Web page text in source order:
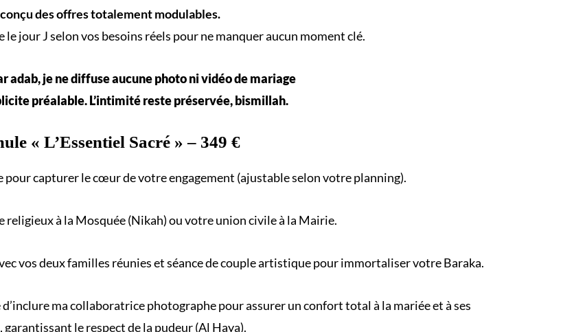
conçu des offres totalement modulables.
le jour J selon vos besoins réels pour ne manquer aucun moment clé.
adab, je ne diffuse aucune photo ni vidéo de mariage
préalable. L’intimité reste préservée, bismillah.
« L’Essentiel Sacré» – 349 €
pour capturer le cœur de votre engagement (ajustable selon votreplanning).
religieuxà la Mosquée(Nikah) ou votreunion civileà la Mairie.
vos deux familles réunies et séance de couple artistique pour immortaliser votre Baraka.
ma collaboratrice photographe pour assurer un confort total à la mariée et à ses
garantissant le respect de la pudeur (Al Haya).